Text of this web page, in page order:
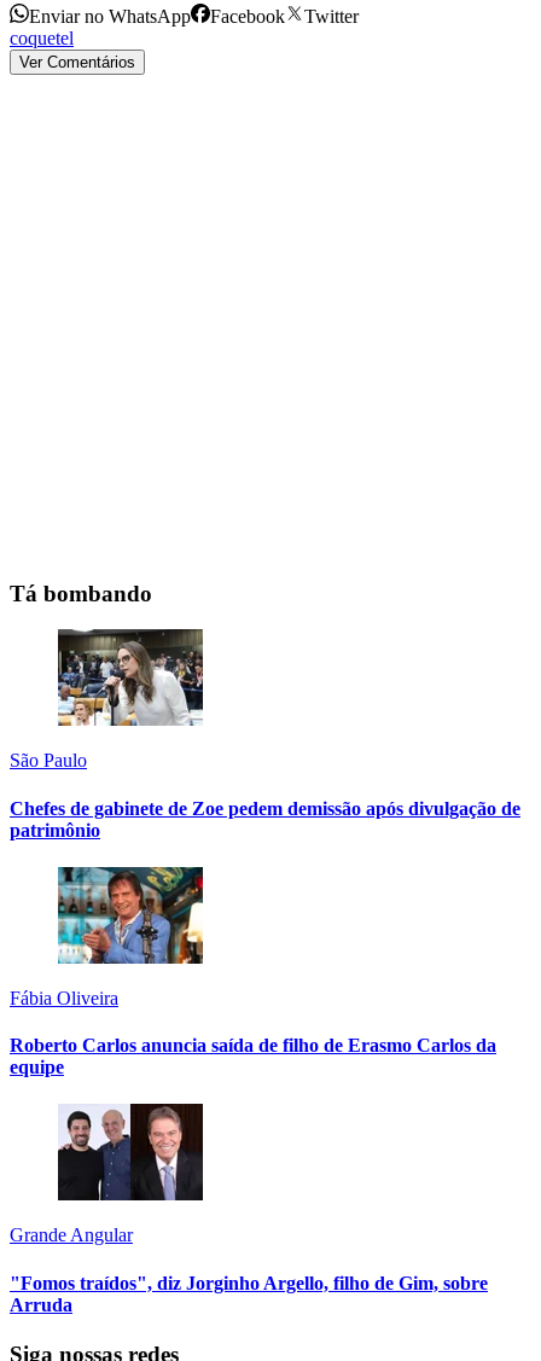
Enviar no WhatsApp Facebook
Twitter
coquetel
Ver Comentários
Tá bombando
São Paulo
Chefes de gabinete de Zoe pedem demissão após divulgação de
patrimônio
Fábia Oliveira
Roberto Carlos anuncia saída de filho de Erasmo Carlos da
equipe
Grande Angular
"Fomos traídos", diz Jorginho Argello, filho de Gim, sobre
Arruda
Siga nossas redes